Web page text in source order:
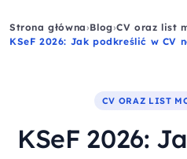
Strona główna›Blog›CV oraz list
KSeF 2026: Jak podkreślić w CV
CV ORAZ LIST
KSeF 2026: